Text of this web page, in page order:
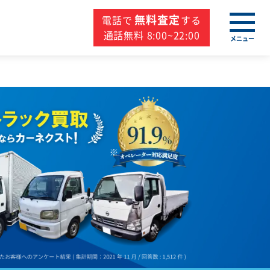
電話で 無料査定する
通話無料 8:00~22:00
メニュー